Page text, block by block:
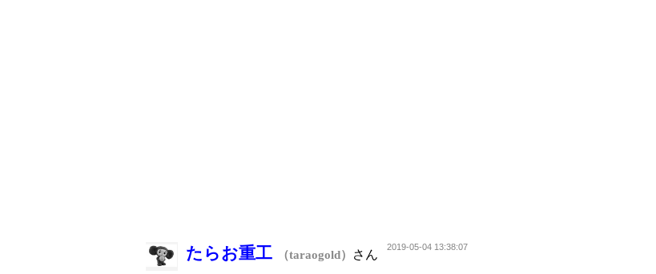
たらお重工 （taraogold） さん
2019-05-04 13:38:07